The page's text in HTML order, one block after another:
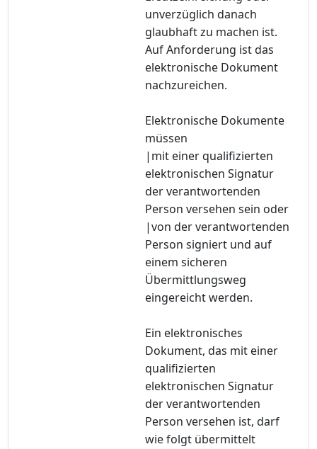
unverzüglich danach
glaubhaft zu machen ist.
Auf Anforderung ist das
elektronische Dokument
nachzureichen.
Elektronische Dokumente
müssen
|mit einer qualifizierten
elektronischen Signatur
der verantwortenden
Person versehen sein oder
|von der verantwortenden
Person signiert und auf
einem sicheren
Übermittlungsweg
eingereicht werden.
Ein elektronisches
Dokument, das mit einer
qualifizierten
elektronischen Signatur
der verantwortenden
Person versehen ist, darf
wie folgt übermittelt